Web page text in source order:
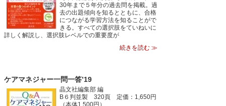
30年まで５年分の過去問を掲載。過
去の出題傾向を知るとともに、合格
につながる学習方法を知ることがで
きる。すべての選択肢をていねいに
詳しく解説し、選択肢レベルでの重要度が
続きを読む ≫
ケアマネジャー一問一答’19
晶文社編集部 編
B６判並製 320頁 定価：1,650円
（本体1,500円）